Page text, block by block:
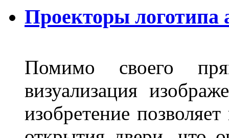
Проекторы логотипа
Помимо своего
визуализация
изобретение